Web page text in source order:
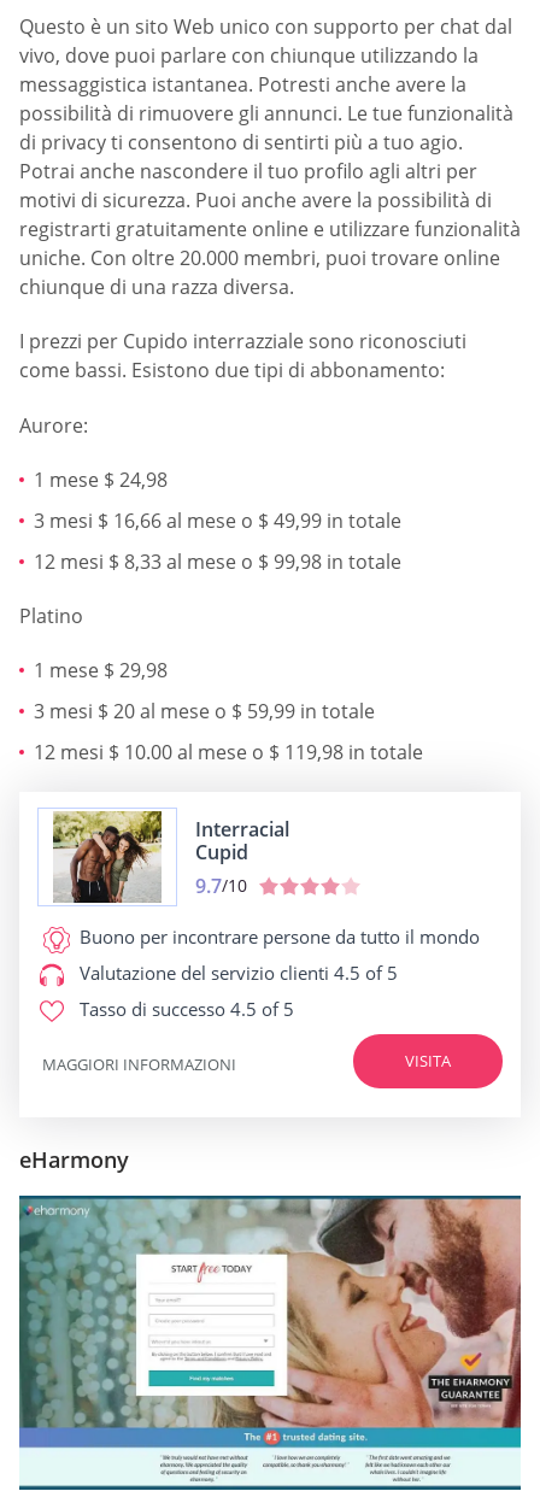
Questo è un sito Web unico con supporto per chat dal
vivo, dove puoi parlare con chiunque utilizzando la
messaggistica istantanea. Potresti anche avere la
possibilità di rimuovere gli annunci. Le tue funzionalità
di privacy ti consentono di sentirti più a tuo agio.
Potrai anche nascondere il tuo profilo agli altri per
motivi di sicurezza. Puoi anche avere la possibilità di
registrarti gratuitamente online e utilizzare funzionalità
uniche. Con oltre 20.000 membri, puoi trovare online
chiunque di una razza diversa.
I prezzi per Cupido interrazziale sono riconosciuti
come bassi. Esistono due tipi di abbonamento:
Aurore:
1 mese $ 24,98
3 mesi $ 16,66 al mese o $ 49,99 in totale
12 mesi $ 8,33 al mese o $ 99,98 in totale
Platino
1 mese $ 29,98
3 mesi $ 20 al mese o $ 59,99 in totale
12 mesi $ 10.00 al mese o $ 119,98 in totale
Interracial
Cupid
9.7/10
Buono per incontrare persone da tutto il mondo
Valutazione del servizio clienti 4.5 of 5
Tasso di successo 4.5 of 5
VISITA
MAGGIORI INFORMAZIONI
eHarmony